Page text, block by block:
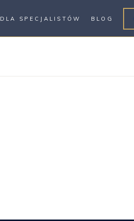
DLA SPECJALISTÓW BLOG